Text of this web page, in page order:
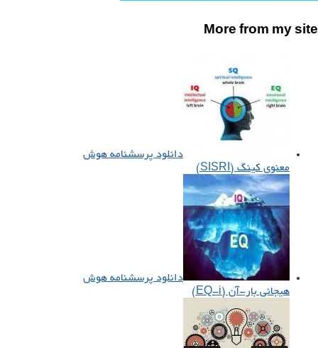
More from my site
دانلود پرسشنامه هوش
معنوی کینگ (SISRI)
دانلود پرسشنامه هوش
هیجانی بار-آن (EQ-i)